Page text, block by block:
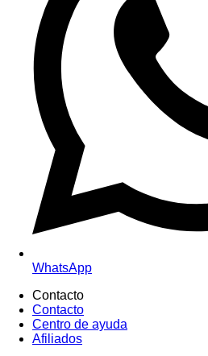
WhatsApp
Contacto
Contacto
Centro de ayuda
Afiliados